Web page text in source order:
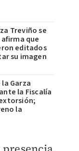
Treviño se
que
editados
su imagen
Garza
la Fiscalía
la